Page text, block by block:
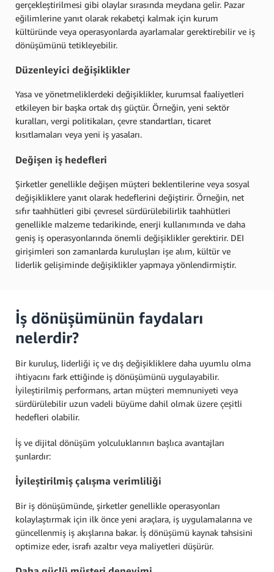
gerçekleştirilmesi gibi olaylar sırasında meydana gelir. Pazar
eğilimlerine yanıt olarak rekabetçi kalmak için kurum
kültüründe veya operasyonlarda ayarlamalar gerektirebilir ve iş
dönüşümünü tetikleyebilir.
Düzenleyici değişiklikler
Yasa ve yönetmeliklerdeki değişiklikler, kurumsal faaliyetleri
etkileyen bir başka ortak dış güçtür. Örneğin, yeni sektör
kuralları, vergi politikaları, çevre standartları, ticaret
kısıtlamaları veya yeni iş yasaları.
Değişen iş hedefleri
Şirketler genellikle değişen müşteri beklentilerine veya sosyal
değişikliklere yanıt olarak hedeflerini değiştirir. Örneğin, net
sıfır taahhütleri gibi çevresel sürdürülebilirlik taahhütleri
genellikle malzeme tedarikinde, enerji kullanımında ve daha
geniş iş operasyonlarında önemli değişiklikler gerektirir. DEI
girişimleri son zamanlarda kuruluşları işe alım, kültür ve
liderlik gelişiminde değişiklikler yapmaya yönlendirmiştir.
İş dönüşümünün faydaları
nelerdir?
Bir kuruluş, liderliği iç ve dış değişikliklere daha uyumlu olma
ihtiyacını fark ettiğinde iş dönüşümünü uygulayabilir.
İyileştirilmiş performans, artan müşteri memnuniyeti veya
sürdürülebilir uzun vadeli büyüme dahil olmak üzere çeşitli
hedefleri olabilir.
İş ve dijital dönüşüm yolculuklarının başlıca avantajları
şunlardır:
İyileştirilmiş çalışma verimliliği
Bir iş dönüşümünde, şirketler genellikle operasyonları
kolaylaştırmak için ilk önce yeni araçlara, iş uygulamalarına ve
güncellenmiş iş akışlarına bakar. İş dönüşümü kaynak tahsisini
optimize eder, israfı azaltır veya maliyetleri düşürür.